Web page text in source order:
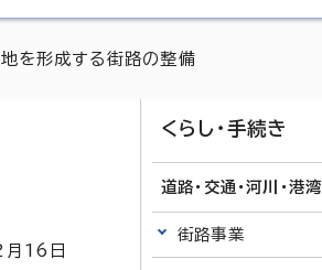
形成する街路の整備
16 日
くらし・手続き
道路・交通・河川・港湾
街路事業